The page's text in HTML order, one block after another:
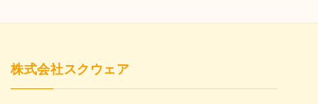
株式会社スクウェア